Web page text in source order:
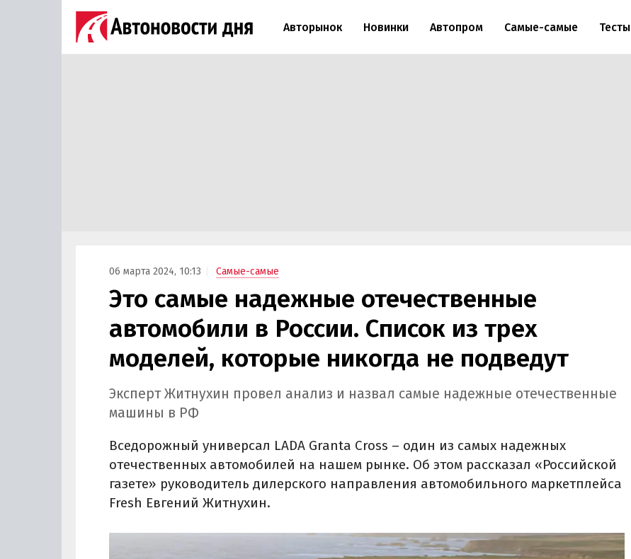
Авторынок Новинки Автопром Самые-самые Тесты
06 марта 2024, 10:13 Самые-самые
Это самые надежные отечественные
автомобили в России. Список из трех
моделей, которые никогда не подведут
Эксперт Житнухин провел анализ и назвал самые надежные отечественные
машины в РФ
Вседорожный универсал LADA Granta Cross – один из самых надежных
отечественных автомобилей на нашем рынке. Об этом рассказал «Российской
газете» руководитель дилерского направления автомобильного маркетплейса
Fresh Евгений Житнухин.